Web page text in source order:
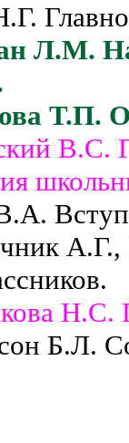
Л.М.
Т.П.
В.С.
Н.С.
Б.Л.